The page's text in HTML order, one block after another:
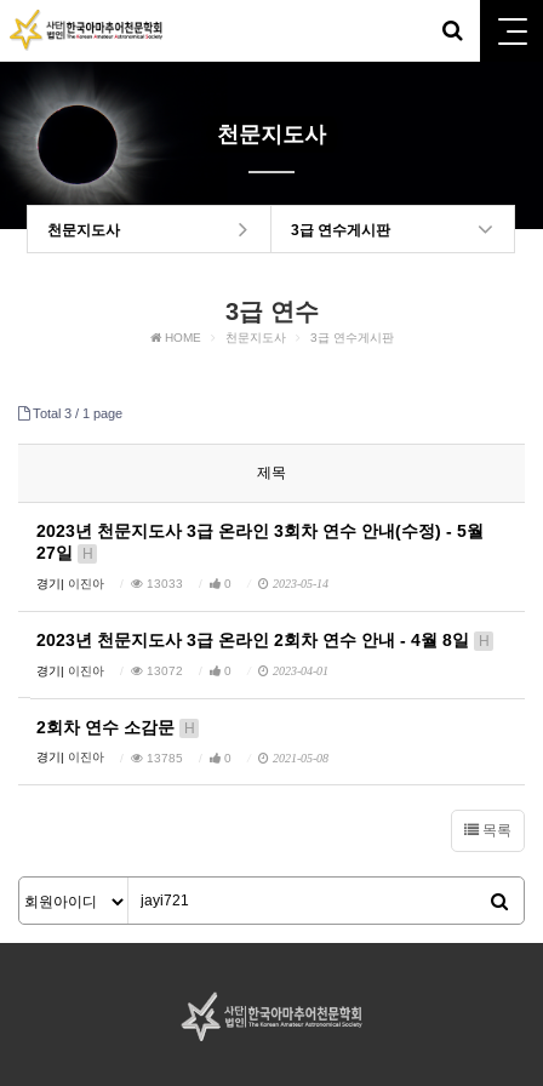
천문지도사
천문지도사 3급 연수게시판
3급 연수
HOME 천문지도사 3급 연수게시판
Total 3 / 1 page
제목
2023년 천문지도사 3급 온라인 3회차 연수 안내(수정) - 5월
27일
H
경기| 이진아 13033 0 2023-05-14
2023년 천문지도사 3급 온라인 2회차 연수 안내 - 4월 8일 H
경기| 이진아 13072 0 2023-04-01
2회차 연수 소감문 H
경기| 이진아 13785 0 2021-05-08
목록